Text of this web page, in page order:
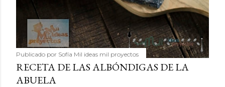
Publicado por Sofía Mil ideas mil proyectos
RECETA DE LAS ALBÓNDIGAS DE LA
ABUELA